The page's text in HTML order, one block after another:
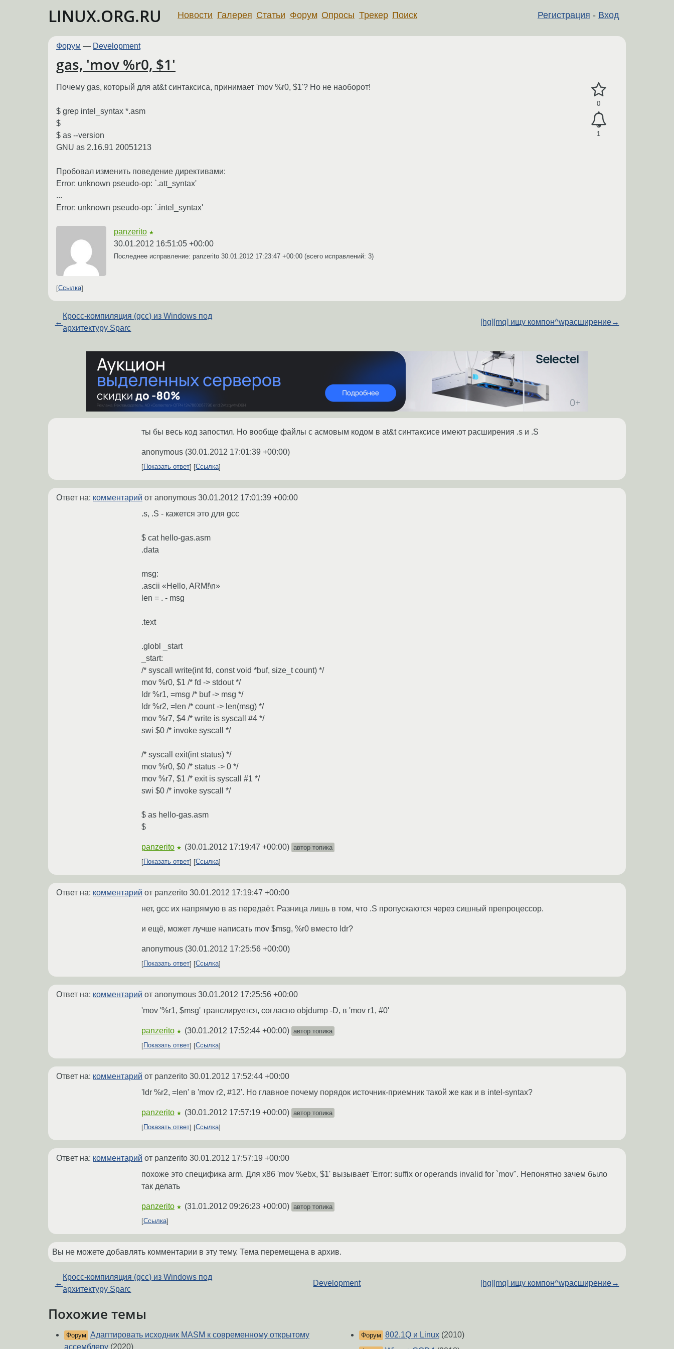
LINUX.ORG.RU Регистрация - Вход
Новости Галерея Статьи Форум Опросы Трекер Поиск
Форум — Development
gas, 'mov %r0, $1'
0
1
Почему gas, который для at&t синтаксиса, принимает 'mov %r0, $1'? Но не наоборот!
$ grep intel_syntax *.asm
$
$ as --version
GNU as 2.16.91 20051213
Пробовал изменить поведение директивами:
Error: unknown pseudo-op: `.att_syntax'
...
Error: unknown pseudo-op: `.intel_syntax'
panzerito ★
30.01.2012 16:51:05 +00:00
Последнее исправление: panzerito 30.01.2012 17:23:47 +00:00 (всего исправлений: 3)
Ссылка
←
Кросс-компиляция (gcc) из Windows под
архитектуру Sparc
[hg][mq] ищу компон^wрасширение→
ты бы весь код запостил. Но вообще файлы с асмовым кодом в at&t синтаксисе имеют расширения .s и .S
anonymous (30.01.2012 17:01:39 +00:00)
Показать ответ Ссылка
Ответ на: комментарий от anonymous 30.01.2012 17:01:39 +00:00
.s, .S - кажется это для gcc
$ cat hello-gas.asm
.data
msg:
.ascii «Hello, ARM!\n»
len = . - msg
.text
.globl _start
_start:
/* syscall write(int fd, const void *buf, size_t count) */
mov %r0, $1 /* fd -> stdout */
ldr %r1, =msg /* buf -> msg */
ldr %r2, =len /* count -> len(msg) */
mov %r7, $4 /* write is syscall #4 */
swi $0 /* invoke syscall */
/* syscall exit(int status) */
mov %r0, $0 /* status -> 0 */
mov %r7, $1 /* exit is syscall #1 */
swi $0 /* invoke syscall */
$ as hello-gas.asm
$
panzerito ★ (30.01.2012 17:19:47 +00:00) автор топика
Показать ответ
Ссылка
Ответ на: комментарий от panzerito 30.01.2012 17:19:47 +00:00
нет, gcc их напрямую в as передаёт. Разница лишь в том, что .S пропускаются через сишный препроцессор.
и ещё, может лучше написать mov $msg, %r0 вместо ldr?
anonymous (30.01.2012 17:25:56 +00:00)
Показать ответ Ссылка
Ответ на: комментарий от anonymous 30.01.2012 17:25:56 +00:00
'mov '%r1, $msg' транслируется, согласно objdump -D, в 'mov r1, #0'
panzerito ★ (30.01.2012 17:52:44 +00:00) автор топика
Показать ответ
Ссылка
Ответ на: комментарий от panzerito 30.01.2012 17:52:44 +00:00
'ldr %r2, =len' в 'mov r2, #12'. Но главное почему порядок источник-приемник такой же как и в intel-syntax?
panzerito ★ (30.01.2012 17:57:19 +00:00) автор топика
Показать ответ
Ссылка
Ответ на: комментарий от panzerito 30.01.2012 17:57:19 +00:00
похоже это специфика arm. Для x86 'mov %ebx, $1' вызывает 'Error: suffix or operands invalid for `mov". Непонятно зачем было
так делать
panzerito ★ (31.01.2012 09:26:23 +00:00) автор топика
Ссылка
Вы не можете добавлять комментарии в эту тему. Тема перемещена в архив.
←
Кросс-компиляция (gcc) из Windows под
архитектуру Sparc
Development [hg][mq] ищу компон^wрасширение→
Похожие темы
Форум Адаптировать исходник MASM к современному открытому
ассемблеру (2020)
Форум 802.1Q и Linux(2010)